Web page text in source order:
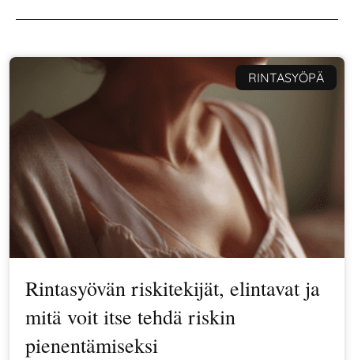
RINTASYÖPÄ
Rintasyövän riskitekijät, elintavat ja
mitä voit itse tehdä riskin
pienentämiseksi